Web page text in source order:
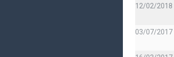
12/02/2018
03/07/2017